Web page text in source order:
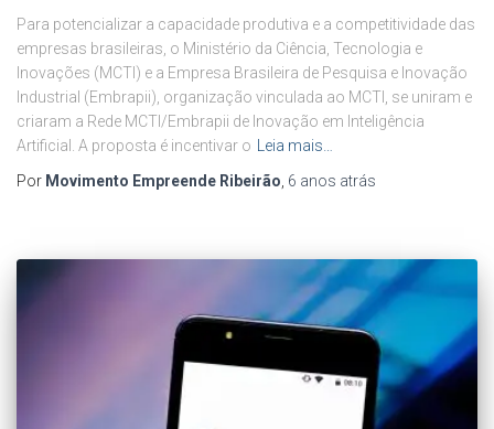
Para potencializar a capacidade produtiva e a competitividade das
empresas brasileiras, o Ministério da Ciência, Tecnologia e
Inovações (MCTI) e a Empresa Brasileira de Pesquisa e Inovação
Industrial (Embrapii), organização vinculada ao MCTI, se uniram e
criaram a Rede MCTI/Embrapii de Inovação em Inteligência
Artificial. A proposta é incentivar o
Leia mais…
Por Movimento Empreende Ribeirão 6 anos atrás